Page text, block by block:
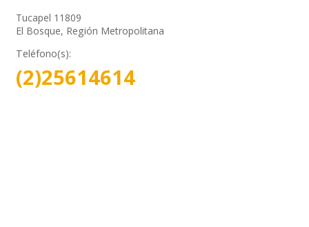
Tucapel 11809
El Bosque, Región Metropolitana
Teléfono(s):
(2)25614614